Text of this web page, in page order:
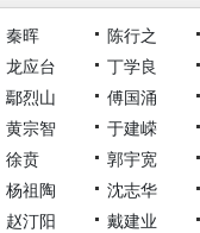
秦晖 陈行之
龙应台
丁学良
鄢烈山
傅国涌
黄宗智
于建嵘
徐贲
郭宇宽
杨祖陶
沈志华
赵汀阳
戴建业